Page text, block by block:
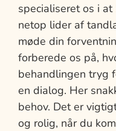
specialiseret os i
netop lider af
møde din
forberede os på,
behandlingen tryg
en dialog. Her
behov. Det er
og rolig, når du